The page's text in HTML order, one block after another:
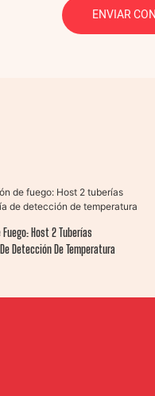
ENVIAR
Host 2 Tuberías
Detección De Temperatura